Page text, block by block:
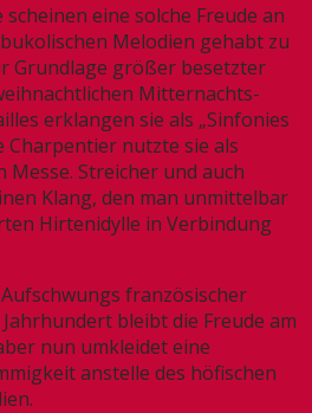
eine solche Freude an
Melodien gehabt zu
Grundlage größer besetzter
Mitternachts-
erklangen sie als „Sinfonies
Charpentier nutzte sie als
Streicher und auch
Klang, den man unmittelbar
Hirtenidylle in Verbindung
französischer
bleibt die Freude am
nun umkleidet eine
anstelle des höfischen